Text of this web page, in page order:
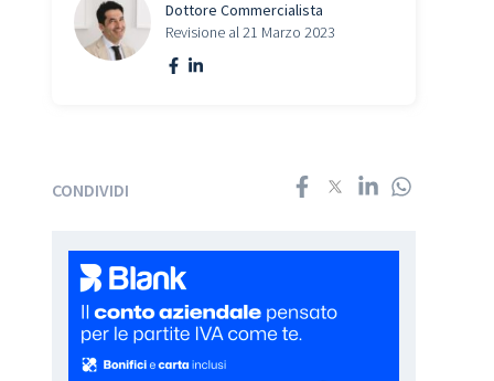
Dottore Commercialista
Revisione al 21 Marzo 2023
CONDIVIDI